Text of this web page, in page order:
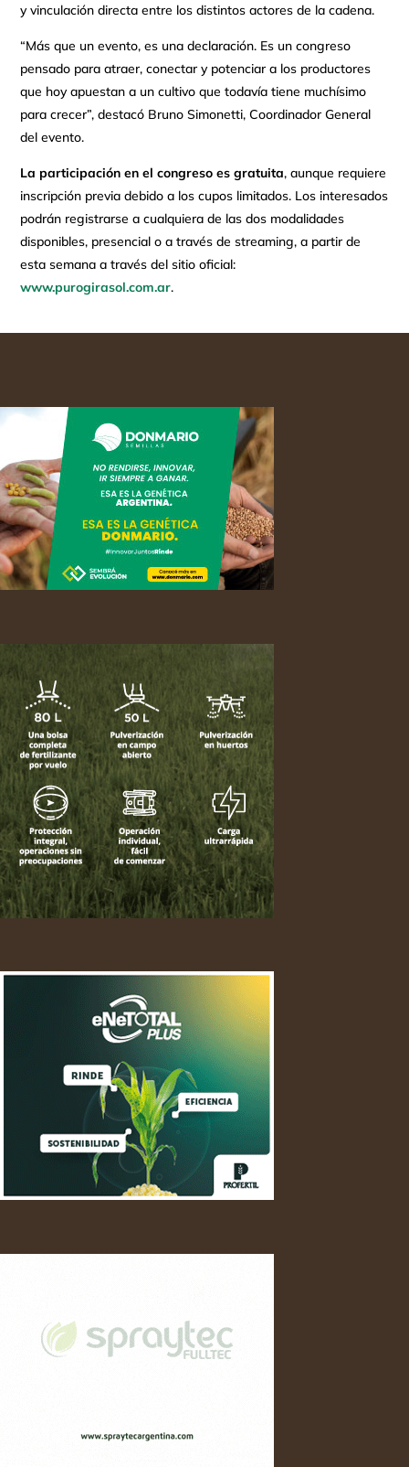
y vinculación directa entre los distintos actores de la cadena.
“Más que un evento, es una declaración. Es un congreso
pensado para atraer, conectar y potenciar a los productores
que hoy apuestan a un cultivo que todavía tiene muchísimo
para crecer”, destacó Bruno Simonetti, Coordinador General
del evento.
La participación en el congreso es gratuita, aunque requiere
inscripción previa debido a los cupos limitados. Los interesados
podrán registrarse a cualquiera de las dos modalidades
disponibles, presencial o a través de streaming, a partir de
esta semana a través del sitio oficial:
www.purogirasol.com.ar.